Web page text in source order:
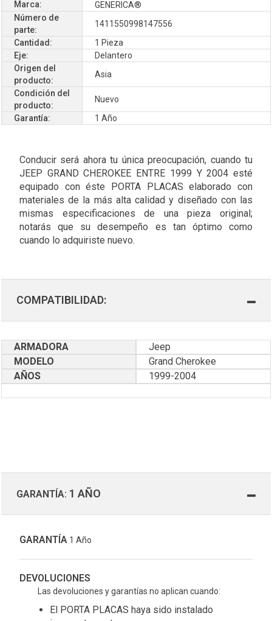
Marca:
GENERICA®
Número de
parte:
1411550998147556
Cantidad:
1 Pieza
Eje:
Delantero
Origen del
producto:
Asia
Condición del
producto:
Nuevo
Garantía:
1 Año
Conducir será ahora tu única preocupación, cuando tu
JEEP GRAND CHEROKEE ENTRE 1999 Y 2004 esté
equipado con éste PORTA PLACAS elaborado con
materiales de la más alta calidad y diseñado con las
mismas especificaciones de una pieza original;
notarás que su desempeño es tan óptimo como
cuando lo adquiriste nuevo.
COMPATIBILIDAD:
ARMADORA
Jeep
MODELO
Grand Cherokee
AÑOS
1999-2004
GARANTÍA: 1 AÑO
GARANTÍA 1 Año
DEVOLUCIONES
Las devoluciones y garantías no aplican cuando:
El PORTA PLACAS haya sido instalado